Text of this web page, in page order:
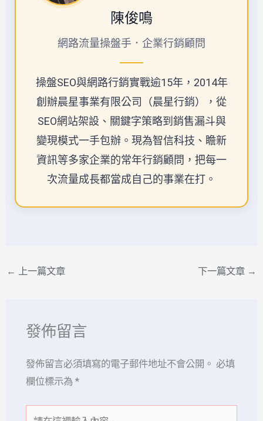
陳俊鳴
網路流量操盤手．企業行銷顧問
操盤SEO與網路行銷實戰逾15年，2014年
創辦晨星事業有限公司（晨星行銷），從
SEO網站架設、關鍵字策略到銷售漏斗與
變現模式一手包辦。現為智信科技、瞻新
資訊等多家企業的常年行銷顧問，把每一
次流量成長都當成自己的事業在打。
← 上一篇文章 下一篇文章 →
發佈留言
發佈留言必須填寫的電子郵件地址不會公開。 必填
欄位標示為 *